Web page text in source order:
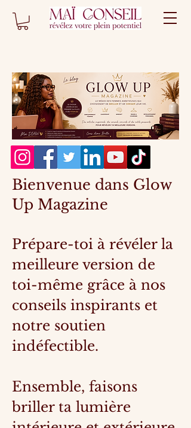
Bienvenue dans Glow
Up Magazine
Prépare-toi à révéler la
meilleure version de
toi-même grâce à nos
conseils inspirants et
notre soutien
indéfectible.
Ensemble, faisons
briller ta lumière